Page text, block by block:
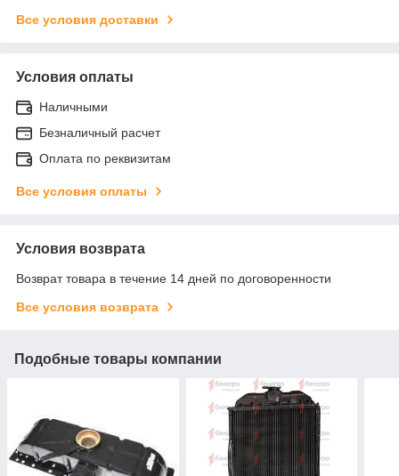
Все условия доставки
Условия оплаты
Наличными
Безналичный расчет
Оплата по реквизитам
Все условия оплаты
Условия возврата
Возврат товара в течение 14 дней по договоренности
Все условия возврата
Подобные товары компании